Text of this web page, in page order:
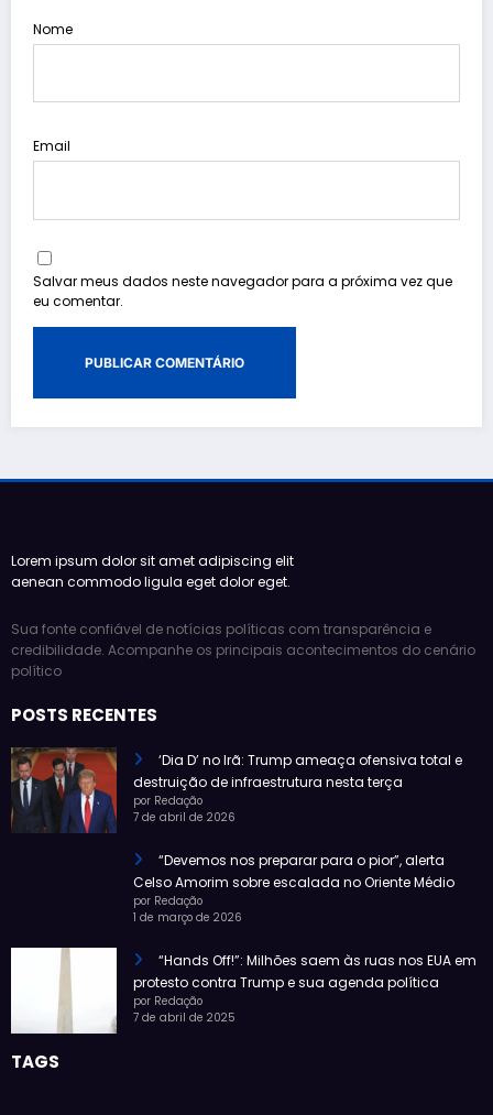
Nome
Email
Salvar meus dados neste navegador para a próxima vez que
eu comentar.
Lorem ipsum dolor sit amet adipiscing elit
aenean commodo ligula eget dolor eget.
Sua fonte confiável de notícias políticas com transparência e
credibilidade. Acompanhe os principais acontecimentos do cenário
político
POSTS RECENTES
‘Dia D’ no Irã: Trump ameaça ofensiva total e
destruição de infraestrutura nesta terça
por Redação
7 de abril de 2026
“Devemos nos preparar para o pior”, alerta
Celso Amorim sobre escalada no Oriente Médio
por Redação
1 de março de 2026
“Hands Off!”: Milhões saem às ruas nos EUA em
protesto contra Trump e sua agenda política
por Redação
7 de abril de 2025
TAGS